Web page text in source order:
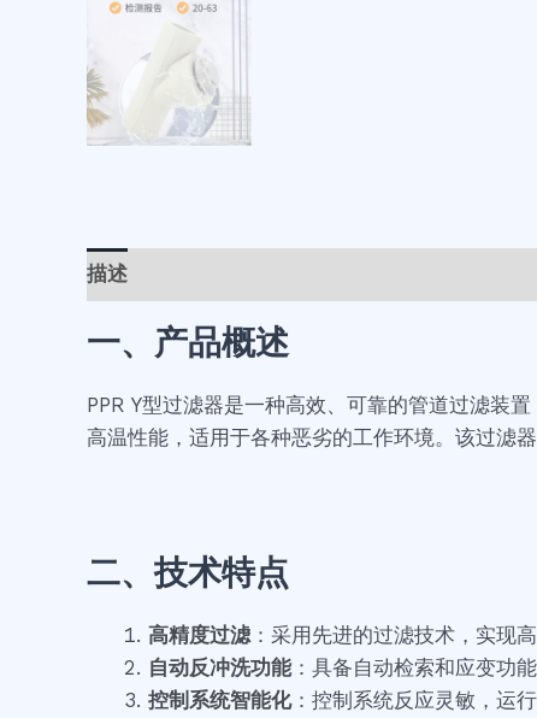
描述
一、产品概述
PPR Y型过滤器是一种高效、可靠的管道过滤装
高温性能，适用于各种恶劣的工作环境。该过滤
二、技术特点
高精度过滤 ：采用先进的过滤技术，实现
自动反冲洗功能：具备自动检索和应变功
控制系统智能化：控制系统反应灵敏，运